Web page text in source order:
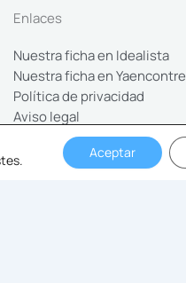
Enlaces
Nuestra ficha en Idealista
Nuestra ficha en Yaencontre
Política de privacidad
Aviso legal
Aceptar